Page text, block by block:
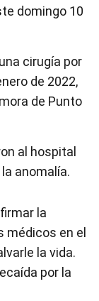
domingo 10
cirugía por
de 2022,
de Punto
al hospital
anomalía.
la
médicos en el
la vida.
por la